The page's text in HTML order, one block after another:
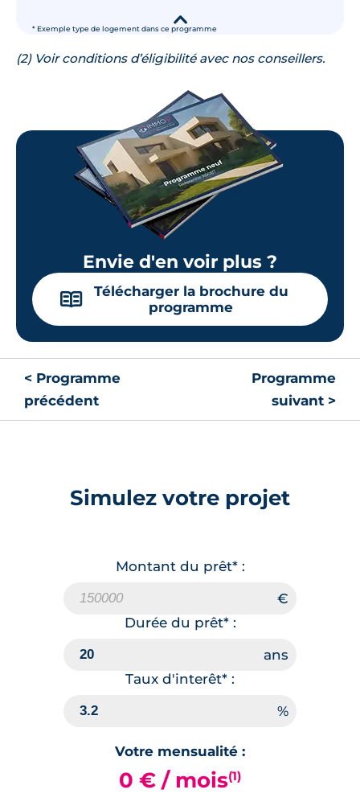
* Exemple type de logement dans ce programme
▾
(2) Voir conditions d’éligibilité avec nos conseillers.
Envie d'en voir plus ?
📖
Télécharger la brochure du
programme
< Programme
précédent
Programme
suivant >
Simulez votre projet
Montant du prêt* :
Durée du prêt* :
Taux d'interêt* :
Votre mensualité :
0 € / mois(1)